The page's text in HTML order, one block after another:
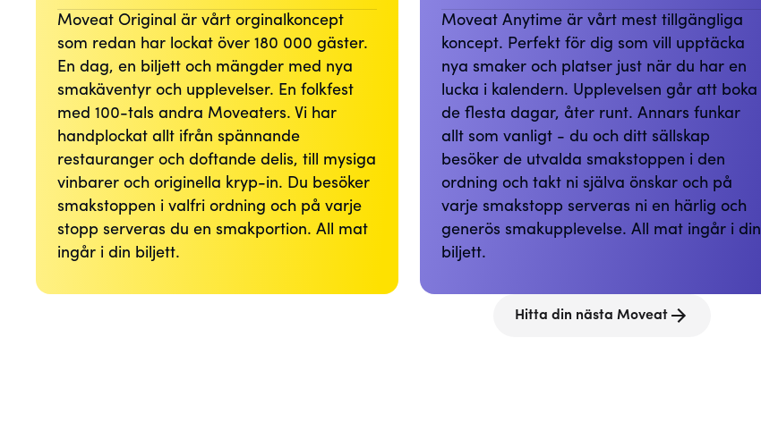
Moveat Original är vårt orginalkoncept
som redan har lockat över 180 000 gäster.
En dag, en biljett och mängder med nya
smakäventyr och upplevelser. En folkfest
med 100-tals andra Moveaters. Vi har
handplockat allt ifrån spännande
restauranger och doftande delis, till mysiga
vinbarer och originella kryp-in. Du besöker
smakstoppen i valfri ordning och på varje
stopp serveras du en smakportion. All mat
ingår i din biljett.
Moveat Anytime är vårt mest tillgängliga
koncept. Perfekt för dig som vill upptäcka
nya smaker och platser just när du har en
lucka i kalendern. Upplevelsen går att boka
de flesta dagar, åter runt. Annars funkar
allt som vanligt - du och ditt sällskap
besöker de utvalda smakstoppen i den
ordning och takt ni själva önskar och på
varje smakstopp serveras ni en härlig och
generös smakupplevelse. All mat ingår i din
biljett.
Hitta din nästa Moveat